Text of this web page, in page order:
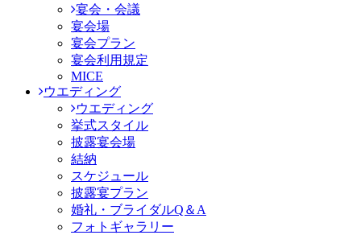
宴会・会議
宴会場
宴会プラン
宴会利用規定
MICE
ウエディング
ウエディング
挙式スタイル
披露宴会場
結納
スケジュール
披露宴プラン
婚礼・ブライダルQ＆A
フォトギャラリー